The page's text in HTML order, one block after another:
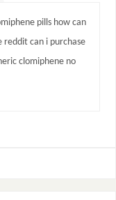
pills how can
reddit can i purchase
clomiphene no